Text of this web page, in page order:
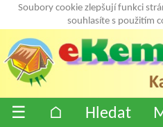
Soubory cookie zlepšují funkci
souhlasíte s použitím
☰ ⌂ Hledat